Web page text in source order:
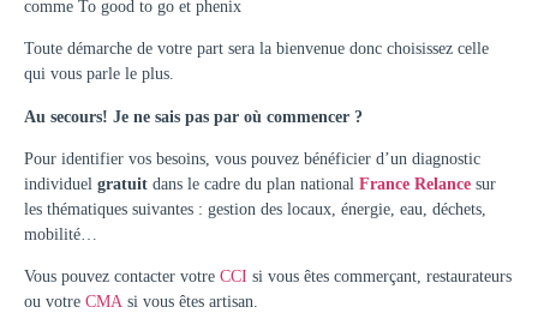
comme To good to go et phenix
Toute démarche de votre part sera la bienvenue donc choisissez celle
qui vous parle le plus.
Au secours! Je ne sais pas par où commencer ?
Pour identifier vos besoins, vous pouvez bénéficier d’un diagnostic
individuel gratuit dans le cadre du plan national France Relance sur
les thématiques suivantes : gestion des locaux, énergie, eau, déchets,
mobilité…
Vous pouvez contacter votre CCI si vous êtes commerçant, restaurateurs
ou votre CMA si vous êtes artisan.